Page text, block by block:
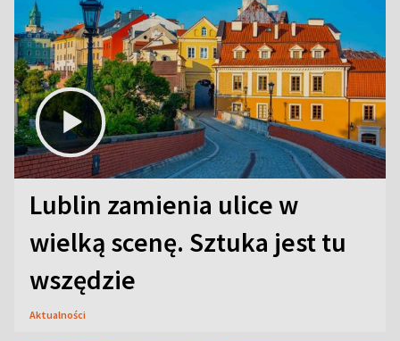
Lublin zamienia ulice w
wielką scenę. Sztuka jest tu
wszędzie
Aktualności